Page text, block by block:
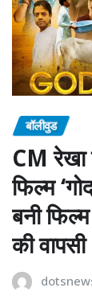
बॉलीवुड
CM रेखा
फिल्म
बनी
की वापसी